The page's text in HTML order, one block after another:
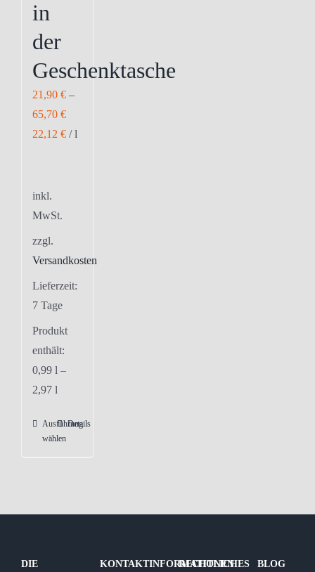
in
der
Geschenktasche
21,90 € –
65,70 €
22,12 € /l
inkl.
MwSt.
zzgl.
Versandkosten
Lieferzeit:
7 Tage
Produkt
enthält:
0,99 l –
2,97 l
Ausführung
wählen
Dieses
Produkt
Details
DIE
KONTAKTINFORMATIONEN
RECHTLICHES BLOG